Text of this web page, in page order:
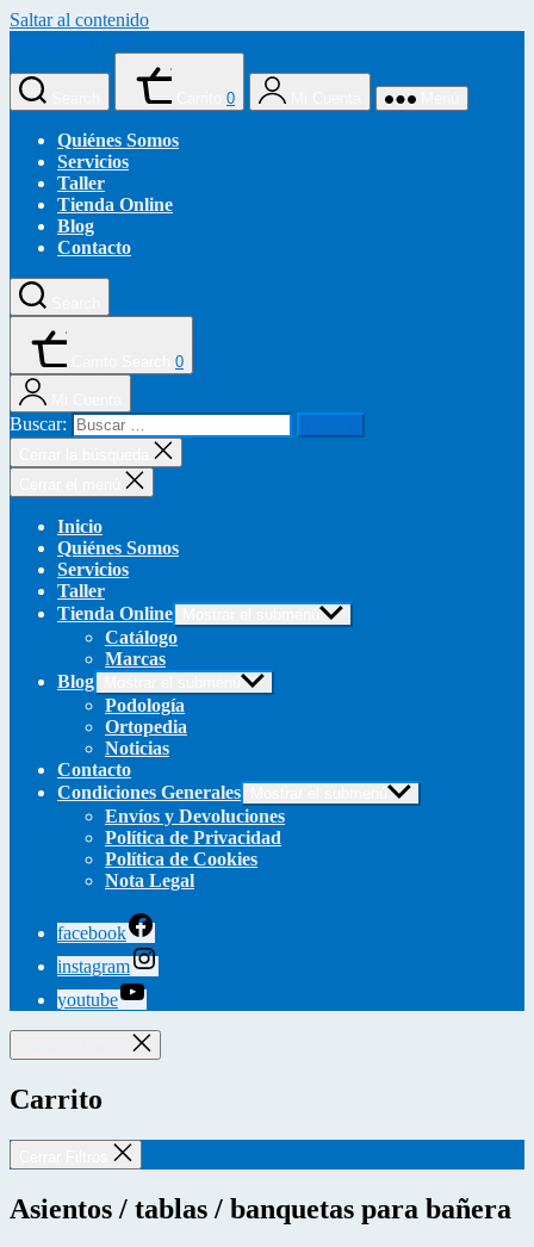
Saltar al contenido
0
Quiénes Somos
Servicios
Taller
Tienda Online
Blog
Contacto
0
Buscar:
Inicio
Quiénes Somos
Servicios
Taller
Tienda Online
Catálogo
Marcas
Blog
Podología
Ortopedia
Noticias
Contacto
Condiciones Generales
Envíos y Devoluciones
Política de Privacidad
Política de Cookies
Nota Legal
facebook
instagram
youtube
Carrito
Asientos / tablas / banquetas para bañera